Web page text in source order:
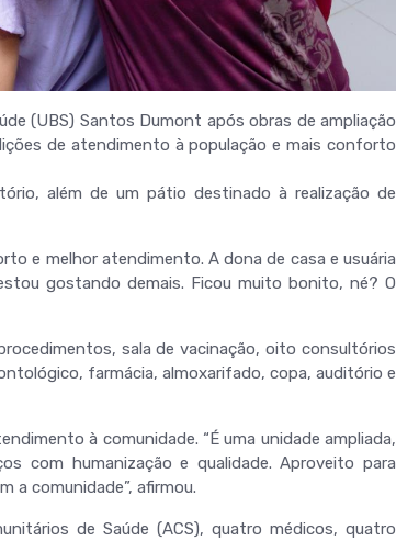
(UBS) Santos Dumont após obras de ampliação
de atendimento à população e mais conforto
além de um pátio destinado à realização de
e melhor atendimento. A dona de casa e usuária
gostando demais. Ficou muito bonito, né? O
sala de vacinação, oito consultórios
farmácia, almoxarifado, copa, auditório e
à comunidade. “É uma unidade ampliada,
com humanização e qualidade. Aproveito para
a comunidade”, afirmou.
de Saúde (ACS), quatro médicos, quatro